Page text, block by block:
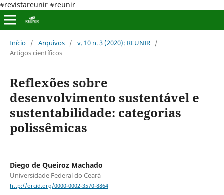
#revistareunir #reunir
Início / Arquivos / v. 10 n. 3 (2020): REUNIR /
Artigos científicos
Reflexões sobre
desenvolvimento sustentável e
sustentabilidade: categorias
polissêmicas
Diego de Queiroz Machado
Universidade Federal do Ceará
http://orcid.org/0000-0002-3570-8864